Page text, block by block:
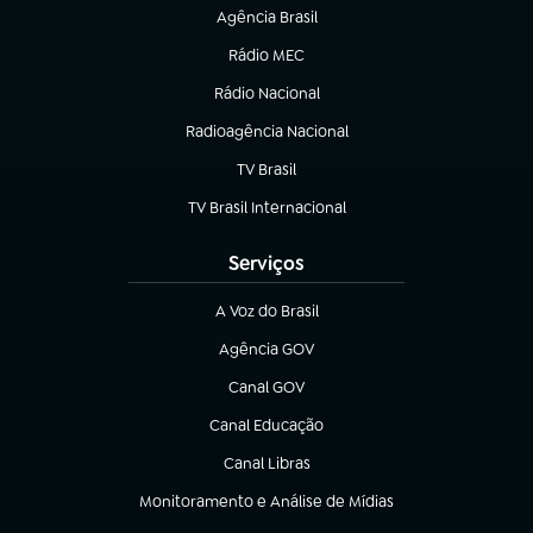
Agência Brasil
(abre em nova aba)
Rádio MEC
(abre em nova aba)
Rádio Nacional
Radioagência Nacional
(abre em nova aba)
TV Brasil
(abre em nova aba)
TV Brasil Internacional
(abre em nova aba)
Serviços
A Voz do Brasil
(abre em nova aba)
Agência GOV
(abre em nova aba)
Canal GOV
(abre em nova aba)
Canal Educação
(abre em nova aba)
Canal Libras
(abre em nova aba)
Monitoramento e Análise de Mídias
(abre em nova aba)